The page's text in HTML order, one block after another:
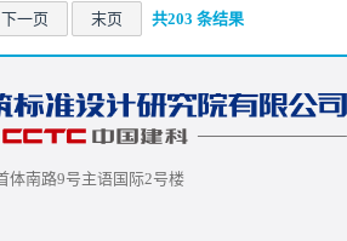
下一页 末页 共203 条结果
体南路9号主语国际2号楼